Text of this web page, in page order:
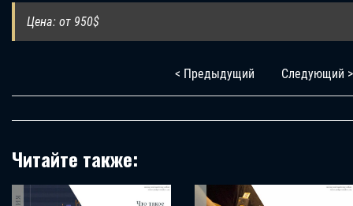
Цена: от 950$
< Предыдущий Следующий >
Читайте также: